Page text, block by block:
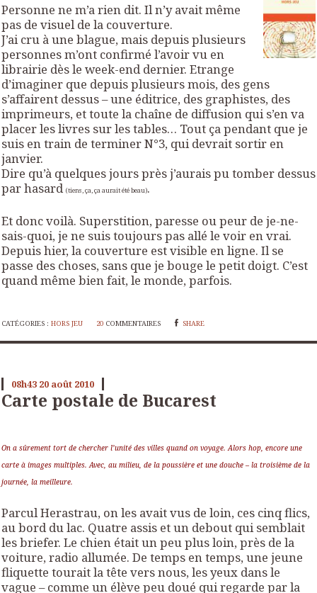
Personne ne m’a rien dit. Il n’y avait même
pas de visuel de la couverture.
J’ai cru à une blague, mais depuis plusieurs
personnes m’ont confirmé l’avoir vu en
librairie dès le week-end dernier. Etrange
d’imaginer que depuis plusieurs mois, des gens
s’affairent dessus – une éditrice, des graphistes, des
imprimeurs, et toute la chaîne de diffusion qui s’en va
placer les livres sur les tables… Tout ça pendant que je
suis en train de terminer N°3, qui devrait sortir en
janvier.
Dire qu’à quelques jours près j’aurais pu tomber dessus
par hasard (tiens, ça, ça aurait été beau).
Et donc voilà. Superstition, paresse ou peur de je-ne-
sais-quoi, je ne suis toujours pas allé le voir en vrai.
Depuis hier, la couverture est visible en ligne. Il se
passe des choses, sans que je bouge le petit doigt. C’est
quand même bien fait, le monde, parfois.
CATÉGORIES : HORS JEU 20 COMMENTAIRES SHARE
08h43 20 août 2010
Carte postale de Bucarest
On a sûrement tort de chercher l’unité des villes quand on voyage. Alors hop, encore une
carte à images multiples. Avec, au milieu, de la poussière et une douche – la troisième de la
journée, la meilleure.
Parcul Herastrau, on les avait vus de loin, ces cinq flics,
au bord du lac. Quatre assis et un debout qui semblait
les briefer. Le chien était un peu plus loin, près de la
voiture, radio allumée. De temps en temps, une jeune
fliquette tourait la tête vers nous, les yeux dans le
vague – comme un élève peu doué qui regarde par la